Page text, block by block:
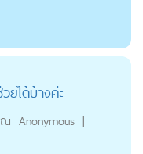
ยได้บ้างค่ะ
Anonymous |